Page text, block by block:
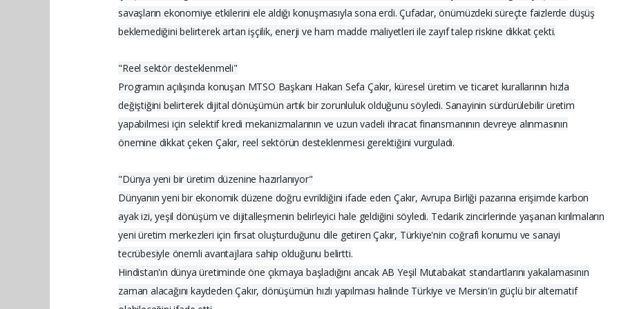
savaşların ekonomiye etkilerini ele aldığı konuşmasıyla sona erdi. Çufadar, önümüzdeki süreçte faizlerde düşüş
beklemediğini belirterek artan işçilik, enerji ve ham madde maliyetleri ile zayıf talep riskine dikkat çekti.
"Reel sektör desteklenmeli"
Programın açılışında konuşan MTSO Başkanı Hakan Sefa Çakır, küresel üretim ve ticaret kurallarının hızla
değiştiğini belirterek dijital dönüşümün artık bir zorunluluk olduğunu söyledi. Sanayinin sürdürülebilir üretim
yapabilmesi için selektif kredi mekanizmalarının ve uzun vadeli ihracat finansmanının devreye alınmasının
önemine dikkat çeken Çakır, reel sektörün desteklenmesi gerektiğini vurguladı.
"Dünya yeni bir üretim düzenine hazırlanıyor"
Dünyanın yeni bir ekonomik düzene doğru evrildiğini ifade eden Çakır, Avrupa Birliği pazarına erişimde karbon
ayak izi, yeşil dönüşüm ve dijitalleşmenin belirleyici hale geldiğini söyledi. Tedarik zincirlerinde yaşanan kırılmaların
yeni üretim merkezleri için fırsat oluşturduğunu dile getiren Çakır, Türkiye'nin coğrafi konumu ve sanayi
tecrübesiyle önemli avantajlara sahip olduğunu belirtti.
Hindistan'ın dünya üretiminde öne çıkmaya başladığını ancak AB Yeşil Mutabakat standartlarını yakalamasının
zaman alacağını kaydeden Çakır, dönüşümün hızlı yapılması halinde Türkiye ve Mersin'in güçlü bir alternatif